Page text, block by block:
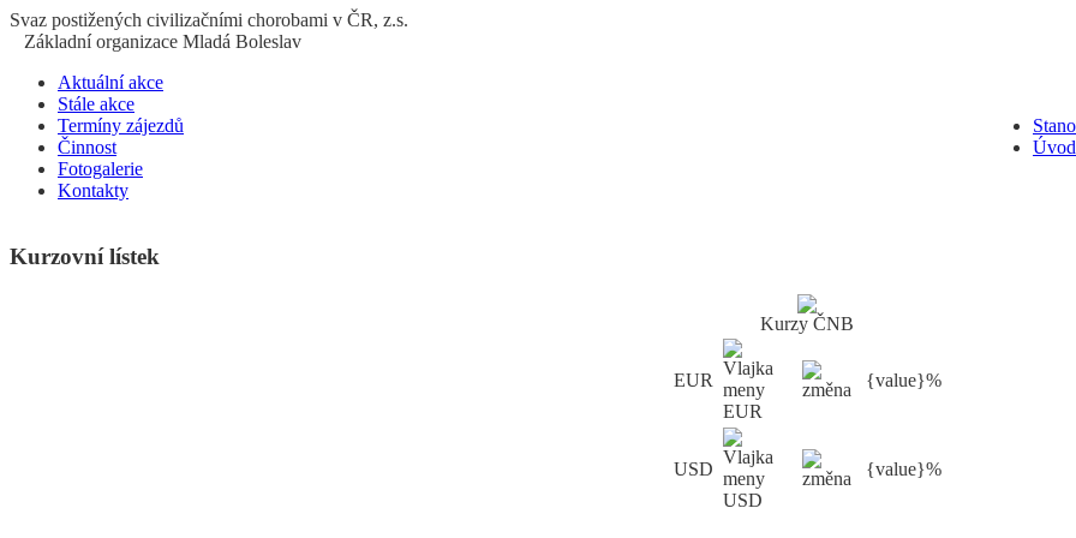
Svaz postižených civilizačními chorobami v ČR, z.s.
Základní organizace Mladá Boleslav
Aktuální akce
Stále akce
Termíny zájezdů
Činnost
Fotogalerie
Kontakty
Úvod
Kurzovní lístek
Kurzy ČNB
EUR {value}%
USD {value}%